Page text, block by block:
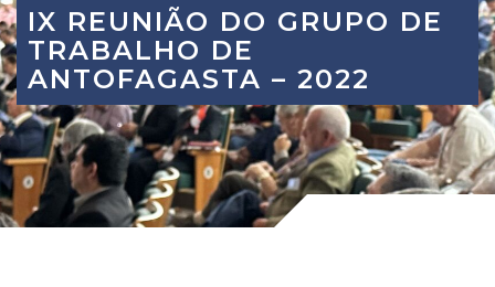
IX REUNIÃO DO GRUPO DE
TRABALHO DE
ANTOFAGASTA – 2022